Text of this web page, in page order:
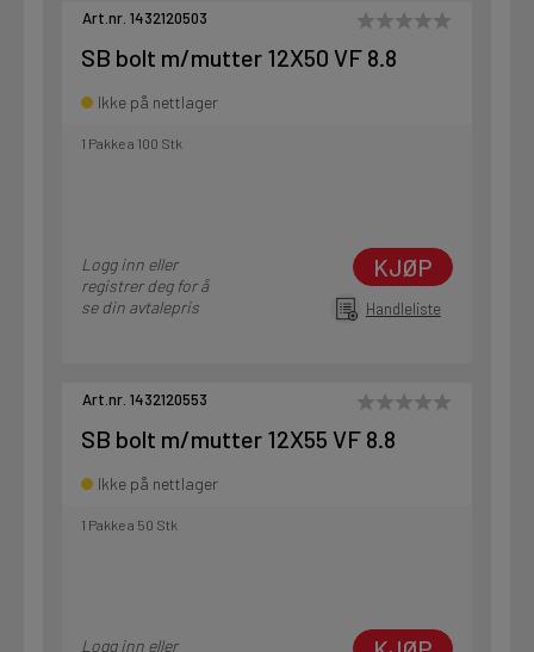
Art.nr. 1432120503
SB bolt m/mutter 12X50 VF 8.8
Ikke på nettlager
1 Pakke a 100 Stk
Logg inn eller
registrer deg for å
se din avtalepris
KJØP
Handleliste
Art.nr. 1432120553
SB bolt m/mutter 12X55 VF 8.8
Ikke på nettlager
1 Pakke a 50 Stk
Logg inn eller